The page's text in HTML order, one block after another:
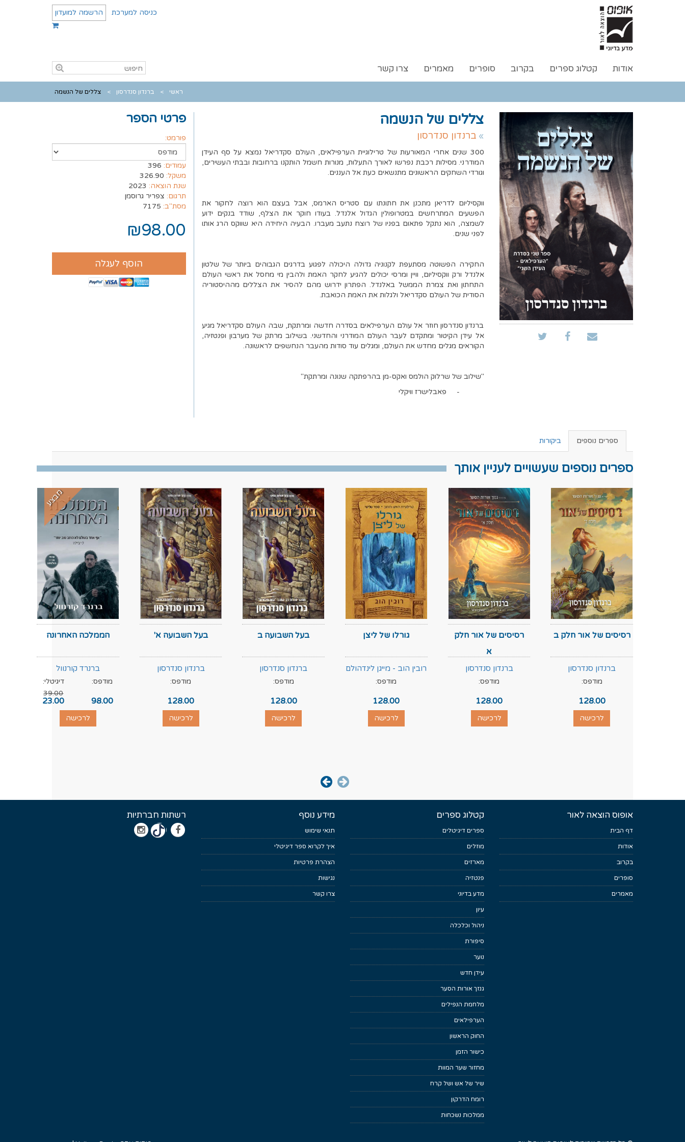
כניסה למערכת הרשמה למועדון
אודות קטלוג ספרים בקרוב סופרים מאמרים צרו קשר
ראשי ברנדון סנדרסון צללים של הנשמה
צללים של הנשמה
ברנדון סנדרסון
300 שנים אחרי המאורעות של טרילוגיית הערפילאים, העולם סקדריאל נמצא על סף העידן
המודרני. מסילות רכבת נפרשו לאורך התעלות, מנורות חשמל הותקנו ברחובות ובבתי העשירים,
וגורדי השחקים הראשונים מתנשאים כעת אל העננים.
ווקסיליום לדריאן מתכנן את חתונתו עם סטריס הארמס, אבל בעצם הוא רוצה לחקור את
הפשעים המתרחשים במטרופולין הגדול אלנדל. בעודו חוקר את הצלף, שודד בנקים ידוע
לשמצה, הוא נתקל פתאום בפניו של רוצח נתעב מעברו. הבעיה היחידה היא שווקס הרג אותו
לפני שנים.
החקירה הפשוטה מסתעפת לקנוניה גדולה היכולה לפגוע בדרגים הגבוהים ביותר של שלטון
אלנדל ורק ווקסיליום, וויין ומרסי יכולים להגיע לחקר האמת ולהבין מי מחסל את ראשי העולם
התחתון ואת צמרת הממשל באלנדל. הפתרון ידרוש מהם להסיר את הצללים מההיסטוריה
הסודית של העולם סקדריאל ולגלות את האמת הכואבת.
ברנדון סנדרסון חוזר אל עולם הערפילאים בסדרה חדשה ומרתקת, שבה העולם סקדריאל מגיע
אל עידן הקיטור ומתקדם לעבר העולם המודרני והחדשני. בשילוב מרתק של מערבון ופנטזיה,
הקוראים מגלים מחדש את העולם, ומגלים עוד סודות מהעבר הנחשפים לראשונה.
"שילוב של שרלוק הולמס ואקס-מן בהרפתקה שנונה ומרתקת"
-
פאבלישרז וויקלי
פרטי הספר
פורמט:
עמודים: 396
משקל: 326.90
שנת הוצאה: 2023
תרגום: צפריר גרוסמן
מסת"ב: 7175
₪98.00
הוסף לעגלה
ספרים נוספים ביקורות
ספרים נוספים שעשויים לעניין אותך
רסיסים של אור חלק ב
ברנדון סנדרסון
מודפס:
128.00
לרכישה
רסיסים של אור חלק
א
ברנדון סנדרסון
מודפס:
128.00
לרכישה
גורלו של ליצן
רובין הוב - מייגן לינדהולם
מודפס:
128.00
לרכישה
בעל השבועה ב
ברנדון סנדרסון
מודפס:
128.00
לרכישה
בעל השבועה א'
ברנדון סנדרסון
מודפס:
128.00
לרכישה
מבצע
הממלכה האחרונה
ברנרד קורנוול
מודפס:
98.00
דיגיטלי:
39.00
23.00
לרכישה
אופוס הוצאה לאור
דף הבית
אודות
בקרוב
סופרים
מאמרים
קטלוג ספרים
ספרים דיגיטלים
מוזלים
מארזים
פנטזיה
מדע בדיוני
עיון
ניהול וכלכלה
סיפורת
נוער
עידן חדש
גנזך אורות הסער
מלחמת הנפילים
הערפילאים
החוק הראשון
כישור הזמן
מחזור שער המוות
שיר של אש ושל קרח
רומח הדרקון
ממלכות נשכחות
מידע נוסף
תנאי שימוש
איך לקרוא ספר דיגיטלי
הצהרת פרטיות
נגישות
צרו קשר
רשתות חברתיות